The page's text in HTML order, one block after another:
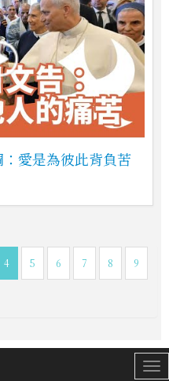
愛是為彼此背負苦
4 5 6 7 8 9